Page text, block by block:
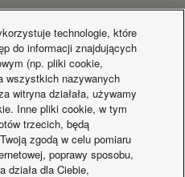
U-36PZH2E5
220 - 230 - 240
3,60
3,45
technologie, które
do informacji znajdujących
(np. pliki cookie,
wszystkich nazywanych
witryna działała, używamy
Inne pliki cookie, w tym
trzecich, będą
zgodą w celu pomiaru
poprawy sposobu,
działa dla Ciebie,